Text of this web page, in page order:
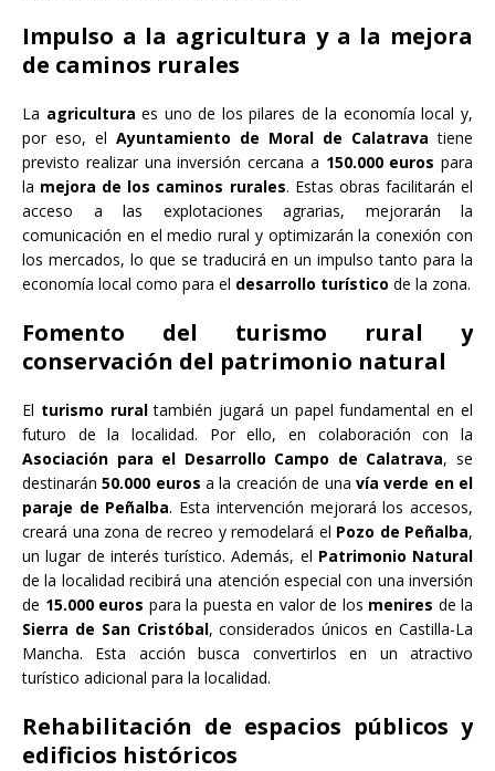
Impulso a la agricultura y a la mejora
de caminos rurales
La agricultura es uno de los pilares de la economía local y,
por eso, el Ayuntamiento de Moral de Calatrava tiene
previsto realizar una inversión cercana a 150.000 euros para
la mejora de los caminos rurales. Estas obras facilitarán el
acceso a las explotaciones agrarias, mejorarán la
comunicación en el medio rural y optimizarán la conexión con
los mercados, lo que se traducirá en un impulso tanto para la
economía local como para el desarrollo turístico de la zona.
Fomento del turismo rural y
conservación del patrimonio natural
El turismo ruraltambién jugará un papel fundamental en el
futuro de la localidad. Por ello, en colaboración con la
Asociación para el Desarrollo Campo de Calatrava, se
destinarán50.000 euros a la creación de una vía verde en el
paraje de Peñalba. Esta intervención mejorará los accesos,
creará una zona de recreo y remodelará el Pozo de Peñalba,
un lugar de interés turístico. Además, el Patrimonio Natural
de la localidad recibirá una atención especial con una inversión
de 15.000 euros para la puesta en valor de los menires de la
Sierra de San Cristóbal, considerados únicos en Castilla-La
Mancha. Esta acción busca convertirlos en un atractivo
turístico adicional para la localidad.
Rehabilitación de espacios públicos y
edificios históricos